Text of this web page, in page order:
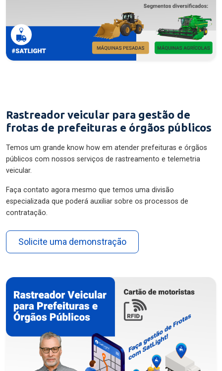
Rastreador veicular para gestão de
frotas de prefeituras e órgãos públicos
Temos um grande know how em atender prefeituras e órgãos
públicos com nossos serviços de rastreamento e telemetria
veicular.
Faça contato agora mesmo que temos uma divisão
especializada que poderá auxiliar sobre os processos de
contratação.
Solicite uma demonstração